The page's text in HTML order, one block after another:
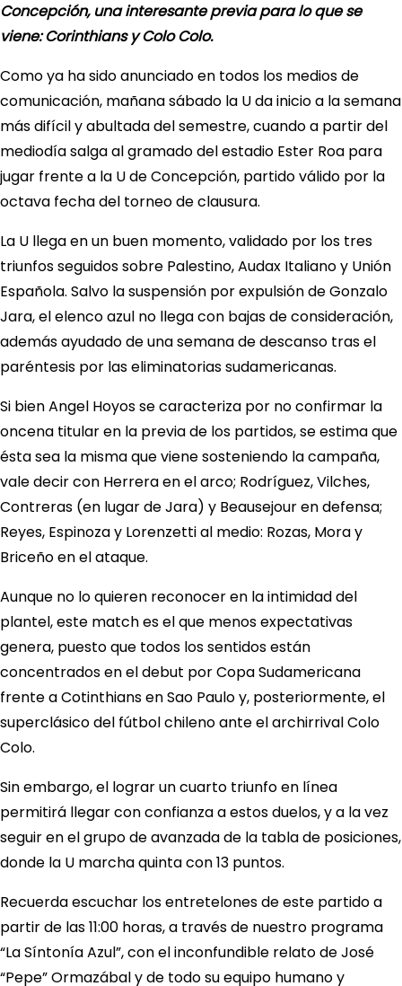
Concepción, una interesante previa para lo que se
viene: Corinthians y Colo Colo.
Como ya ha sido anunciado en todos los medios de
comunicación, mañana sábado la U da inicio a la semana
más difícil y abultada del semestre, cuando a partir del
mediodía salga al gramado del estadio Ester Roa para
jugar frente a la U de Concepción, partido válido por la
octava fecha del torneo de clausura.
La U llega en un buen momento, validado por los tres
triunfos seguidos sobre Palestino, Audax Italiano y Unión
Española. Salvo la suspensión por expulsión de Gonzalo
Jara, el elenco azul no llega con bajas de consideración,
además ayudado de una semana de descanso tras el
paréntesis por las eliminatorias sudamericanas.
Si bien Angel Hoyos se caracteriza por no confirmar la
oncena titular en la previa de los partidos, se estima que
ésta sea la misma que viene sosteniendo la campaña,
vale decir con Herrera en el arco; Rodríguez, Vilches,
Contreras (en lugar de Jara) y Beausejour en defensa;
Reyes, Espinoza y Lorenzetti al medio: Rozas, Mora y
Briceño en el ataque.
Aunque no lo quieren reconocer en la intimidad del
plantel, este match es el que menos expectativas
genera, puesto que todos los sentidos están
concentrados en el debut por Copa Sudamericana
frente a Cotinthians en Sao Paulo y, posteriormente, el
superclásico del fútbol chileno ante el archirrival Colo
Colo.
Sin embargo, el lograr un cuarto triunfo en línea
permitirá llegar con confianza a estos duelos, y a la vez
seguir en el grupo de avanzada de la tabla de posiciones,
donde la U marcha quinta con 13 puntos.
Recuerda escuchar los entretelones de este partido a
partir de las 11:00 horas, a través de nuestro programa
“La Síntonía Azul”, con el inconfundible relato de José
“Pepe” Ormazábal y de todo su equipo humano y